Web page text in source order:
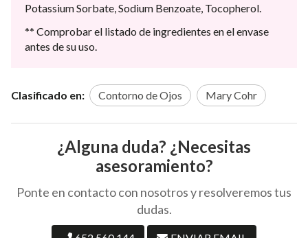
Potassium Sorbate, Sodium Benzoate, Tocopherol.
** Comprobar el listado de ingredientes en el envase
antes de su uso.
Clasificado en: Contorno de Ojos Mary Cohr
¿Alguna duda? ¿Necesitas
asesoramiento?
Ponte en contacto con nosotros y resolveremos tus
dudas.